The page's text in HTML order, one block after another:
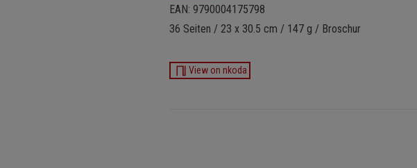
EAN: 9790004175798
36 Seiten / 23 x 30.5 cm / 147 g / Broschur
View on nkoda